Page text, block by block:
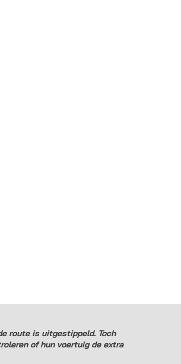
route is uitgestippeld. Toch
of hun voertuig de extra